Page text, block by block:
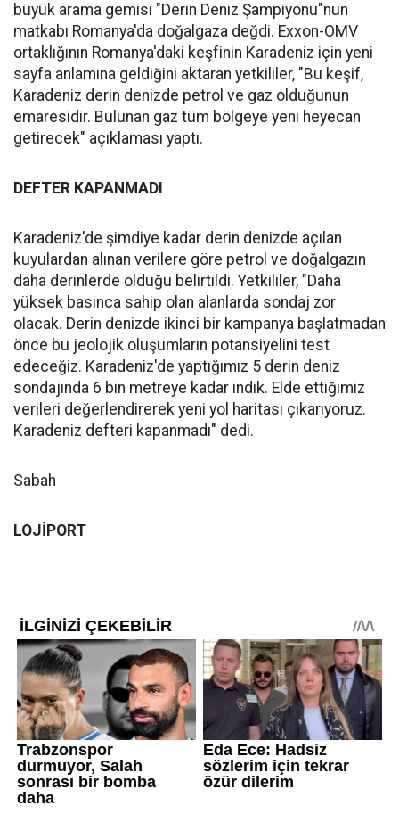
büyük arama gemisi "Derin Deniz Şampiyonu"nun
matkabı Romanya'da doğalgaza değdi. Exxon-OMV
ortaklığının Romanya'daki keşfinin Karadeniz için yeni
sayfa anlamına geldiğini aktaran yetkililer, "Bu keşif,
Karadeniz derin denizde petrol ve gaz olduğunun
emaresidir. Bulunan gaz tüm bölgeye yeni heyecan
getirecek" açıklaması yaptı.
DEFTER KAPANMADI
Karadeniz'de şimdiye kadar derin denizde açılan
kuyulardan alınan verilere göre petrol ve doğalgazın
daha derinlerde olduğu belirtildi. Yetkililer, "Daha
yüksek basınca sahip olan alanlarda sondaj zor
olacak. Derin denizde ikinci bir kampanya başlatmadan
önce bu jeolojik oluşumların potansiyelini test
edeceğiz. Karadeniz'de yaptığımız 5 derin deniz
sondajında 6 bin metreye kadar indik. Elde ettiğimiz
verileri değerlendirerek yeni yol haritası çıkarıyoruz.
Karadeniz defteri kapanmadı" dedi.
Sabah
LOJİPORT